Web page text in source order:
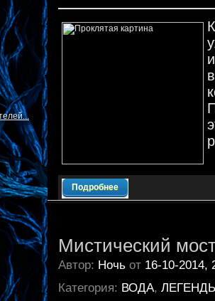
Подробнее
Мистический
Автор: Ночь от 16-10-2014,
Категория: ВОДА,